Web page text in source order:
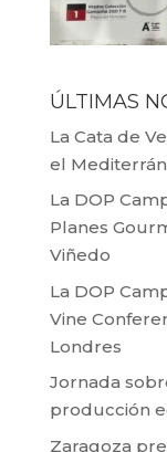
ÚLTIMAS
La Cata de
el
La DOP
Planes
Viñedo
La DOP
Vine
Londres
Jornada
producción
Zaragoza